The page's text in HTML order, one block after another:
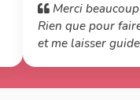
Merci
Rien que pour
et me laisser